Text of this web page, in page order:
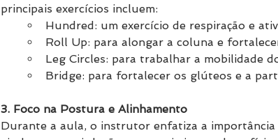
principais exercícios incluem:
Hundred: um exercício de respiração e
Roll Up: para alongar a coluna e
Leg Circles: para trabalhar a mobilidade
Bridge: para fortalecer os glúteos e a
3. Foco na Postura e Alinhamento
Durante a aula, o instrutor enfatiza a